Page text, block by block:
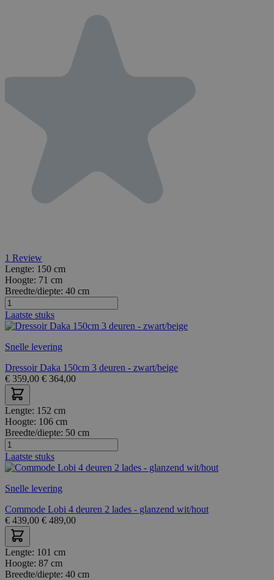
1 Review
Lengte: 150 cm
Hoogte: 71 cm
Breedte/diepte: 40 cm
Laatste stuks
Snelle levering
Dressoir Daka 150cm 3 deuren - zwart/beige
€ 359,00 € 364,00
Lengte: 152 cm
Hoogte: 106 cm
Breedte/diepte: 50 cm
Laatste stuks
Snelle levering
Commode Lobi 4 deuren 2 lades - glanzend wit/hout
€ 439,00 € 489,00
Lengte: 101 cm
Hoogte: 87 cm
Breedte/diepte: 40 cm